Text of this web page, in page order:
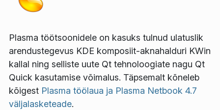
Plasma töötsoonidele on kasuks tulnud ulatuslik
arendustegevus KDE komposiit-aknahalduri KWin
kallal ning selliste uute Qt tehnoloogiate nagu Qt
Quick kasutamise võimalus. Täpsemalt kõneleb
kõigest Plasma töölaua ja Plasma Netbook 4.7
väljalasketeade.